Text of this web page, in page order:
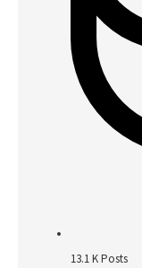
13.1 KPosts